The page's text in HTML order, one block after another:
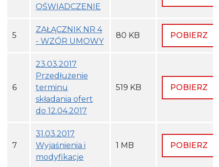
OŚWIADCZENIE
5
ZAŁĄCZNIK NR 4
- WZÓR UMOWY
80 KB POBIERZ
6
23.03.2017
Przedłużenie
terminu
składania ofert
do 12.04.2017
519 KB POBIERZ
7
31.03.2017
Wyjaśnienia i
modyfikacje
1 MB POBIERZ